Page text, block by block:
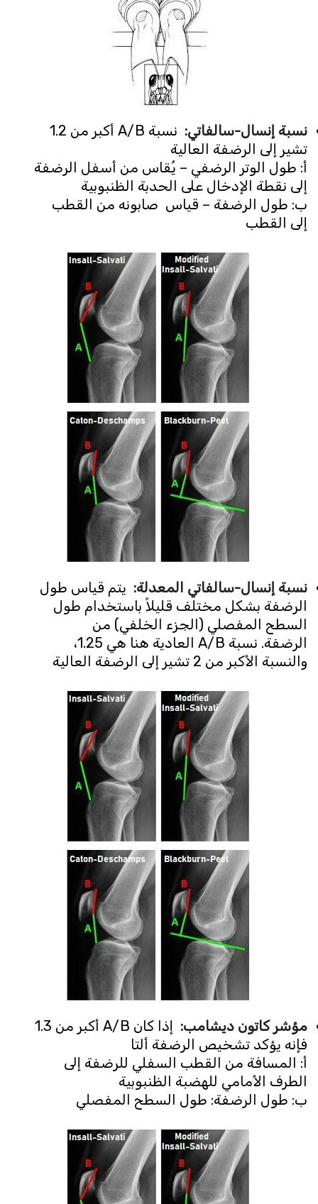
نسبة إنسال-سالفاتي:
نسبة A/B أكبر من 1.2
تشير إلى الرضفة العالية
أ: طول الوتر الرضفي – يُقاس من أسفل الرضفة
إلى نقطة الإدخال على الحدبة الظنبوبية
ب: طول الرضفة – قياس صابونه من القطب
إلى القطب
نسبة إنسال-سالفاتي المعدلة:يتم قياس طول
الرضفة بشكل مختلف قليلاً باستخدام طول
السطح المفصلي (الجزء الخلفي) من
الرضفة. نسبة A/B العادية هنا هي 1.25،
والنسبة الأكبر من 2 تشير إلى الرضفة العالية
مؤشر كاتون ديشامب:
إذا كان A/B أكبر من 1.3
فإنه يؤكد تشخيص الرضفة ألتا
أ: المسافة من القطب السفلي للرضفة إلى
الطرف الأمامي للهضبة الظنبوبية
ب: طول الرضفة: طول السطح المفصلي